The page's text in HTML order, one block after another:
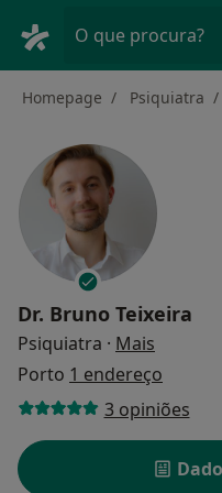
O que procura?
Homepage Psiquiatra
Dr. Bruno Teixeira
Psiquiatra · Mais
Porto 1 endereço
3 opiniões